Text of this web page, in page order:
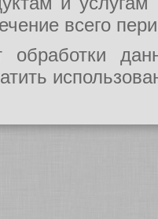
всего
обработки